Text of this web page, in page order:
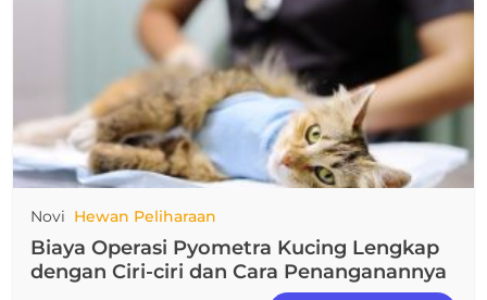
Novi Hewan Peliharaan
Biaya Operasi Pyometra Kucing Lengkap
dengan Ciri-ciri dan Cara Penanganannya